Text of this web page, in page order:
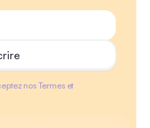
nos Termes et